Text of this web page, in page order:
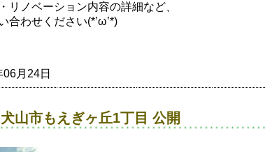
リノベーション内容の詳細など、
合わせください(*’ω’*)
月24日
山市もえぎヶ丘1丁目 公開